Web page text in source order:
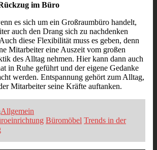
im Büro
es sich um ein Großraumbüro handelt,
auch den Drang sich zu nachdenken
diese Flexibilität muss es geben, denn
Mitarbeiter eine Auszeit vom großen
des Alltag nehmen. Hier kann dann auch
in Ruhe geführt und der eigene Gedanke
werden. Entspannung gehört zum Alltag,
Mitarbeiter seine Kräfte auftanken.
Allgemein
Büromöbel Trends in der